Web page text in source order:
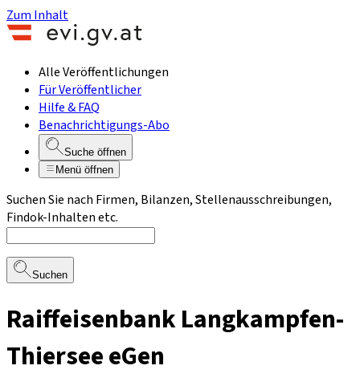
Zum Inhalt
Alle Veröffentlichungen
Für Veröffentlicher
Hilfe & FAQ
Benachrichtigungs-Abo
Suche öffnen
Menü öffnen
Suchen Sie nach Firmen, Bilanzen, Stellenausschreibungen,
Findok-Inhalten etc.
Suchen
Raiffeisenbank Langkampfen-
Thiersee eGen